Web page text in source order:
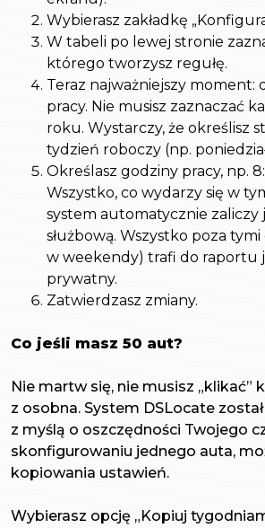
Wybierasz zakładkę
W tabeli po lewej stronie
którego tworzysz regułę.
Teraz najważniejszy moment:
pracy. Nie musisz zaznaczać
roku. Wystarczy, że określisz
tydzień roboczy (np.
Określasz godziny pracy, np.
Wszystko, co wydarzy się w
system automatycznie zaliczy
służbową. Wszystko poza
w weekendy) trafi do raportu
prywatny.
Zatwierdzasz zmiany.
Co jeśli masz 50 aut?
Nie martw się, nie musisz „klikać”
z osobna. System DSLocate
z myślą o oszczędności Twojego
skonfigurowaniu jednego auta,
kopiowania ustawień.
Wybierasz opcję „Kopiuj